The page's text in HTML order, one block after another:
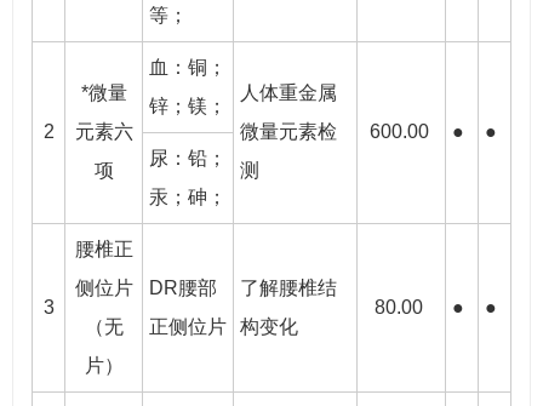
等；
2
*微量
元素六
项
血：铜；
锌；镁；
人体重金属
微量元素检
测
600.00 ●
●
尿：铅；
汞；砷；
3
腰椎正
侧位片
（无
片）
DR腰部
正侧位片
了解腰椎结
构变化
80.00 ● ●